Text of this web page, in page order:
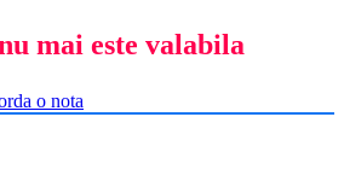
mai este valabila
o nota